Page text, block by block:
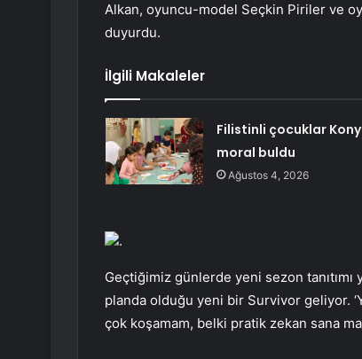
Alkan, oyuncu-model Seçkin Piriler ve
duyurdu.
İlgili Makaleler
Filistinli çocuklar
moral buldu
Ağustos 4, 2026
.
Geçtiğimiz günlerde yeni sezon tanıtımı
planda olduğu yeni bir Survivor geliyor.
çok koşamam, belki pratik zekan sana